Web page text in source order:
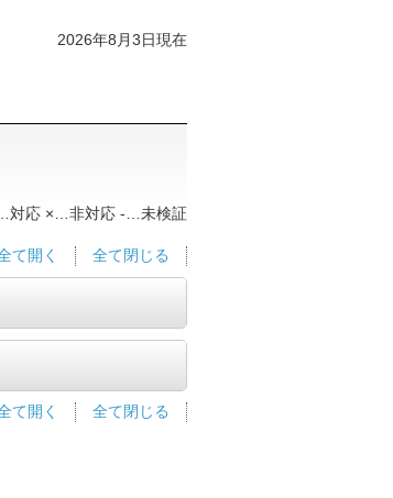
2026年8月3日現在
対応 ×…非対応 -…未検証
て開く 全て閉じる
て開く 全て閉じる